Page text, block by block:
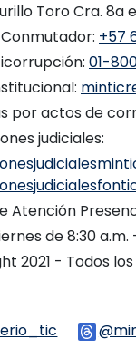
Toro Cra. 8a
+57
01-
por actos de
judiciales:
Atención
de 8:30
2021 - Todos
Logo